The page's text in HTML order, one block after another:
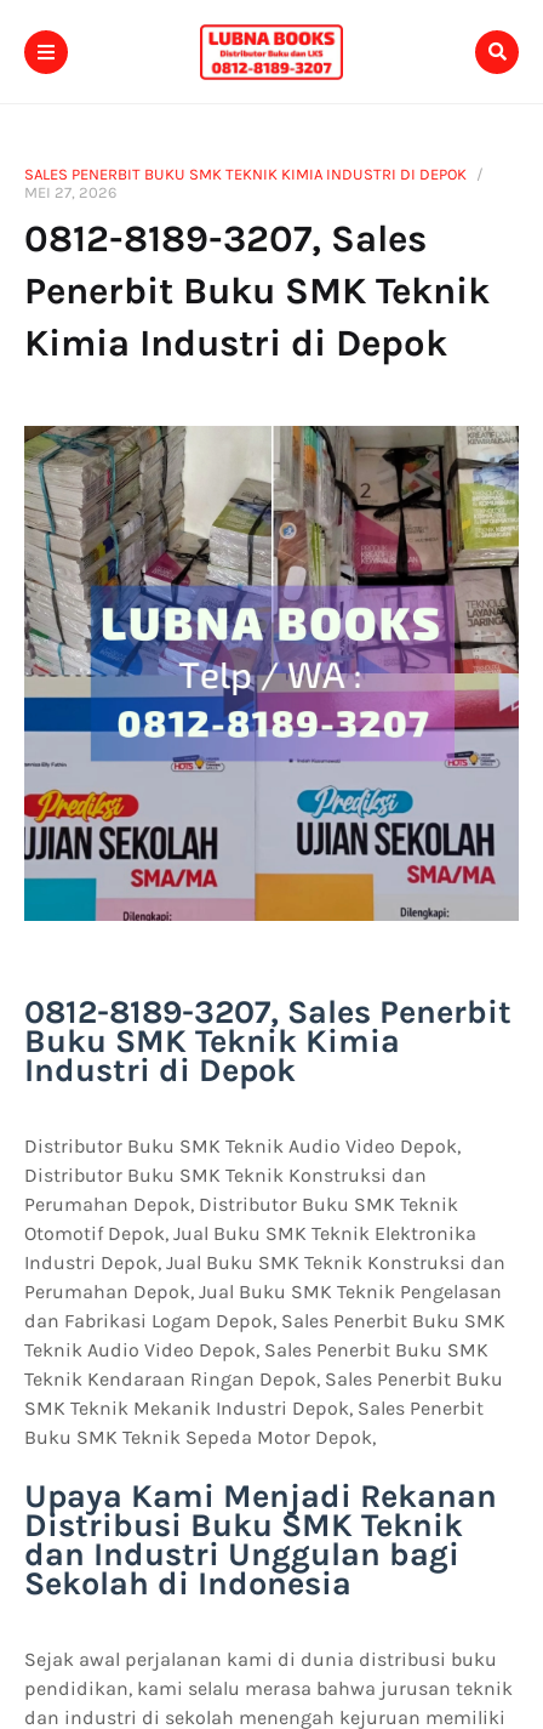
SALES PENERBIT BUKU SMK TEKNIK KIMIA INDUSTRI DI DEPOK
MEI 27, 2026
0812-8189-3207, Sales
Penerbit Buku SMK Teknik
Kimia Industri di Depok
0812-8189-3207, Sales Penerbit
Buku SMK Teknik Kimia
Industri di Depok
Distributor Buku SMK Teknik Audio Video Depok,
Distributor Buku SMK Teknik Konstruksi dan
Perumahan Depok, Distributor Buku SMK Teknik
Otomotif Depok, Jual Buku SMK Teknik Elektronika
Industri Depok, Jual Buku SMK Teknik Konstruksi dan
Perumahan Depok, Jual Buku SMK Teknik Pengelasan
dan Fabrikasi Logam Depok, Sales Penerbit Buku SMK
Teknik Audio Video Depok, Sales Penerbit Buku SMK
Teknik Kendaraan Ringan Depok, Sales Penerbit Buku
SMK Teknik Mekanik Industri Depok, Sales Penerbit
Buku SMK Teknik Sepeda Motor Depok,
Upaya Kami Menjadi Rekanan
Distribusi Buku SMK Teknik
dan Industri Unggulan bagi
Sekolah di Indonesia
Sejak awal perjalanan kami di dunia distribusi buku
pendidikan, kami selalu merasa bahwa jurusan teknik
dan industri di sekolah menengah kejuruan memiliki